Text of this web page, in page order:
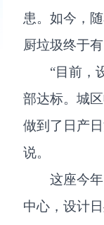
患。如今，
厨垃圾终于有
“目前，
部达标。城
做到了日产
说。
这座今
中心，设计